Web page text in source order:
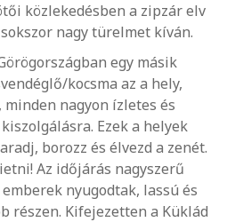
közlekedésben a zipzár elv
nagy türelmet kíván.
egy másik
kocsma az a hely,
nagyon ízletes és
Ezek a helyek
borozz és élvezd a zenét.
Az időjárás nagyszerű
nyugodtak, lassú és
részen. Kifejezetten a Küklád